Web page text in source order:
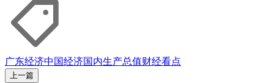
广东经济中国经济国内生产总值财经看点
上一篇